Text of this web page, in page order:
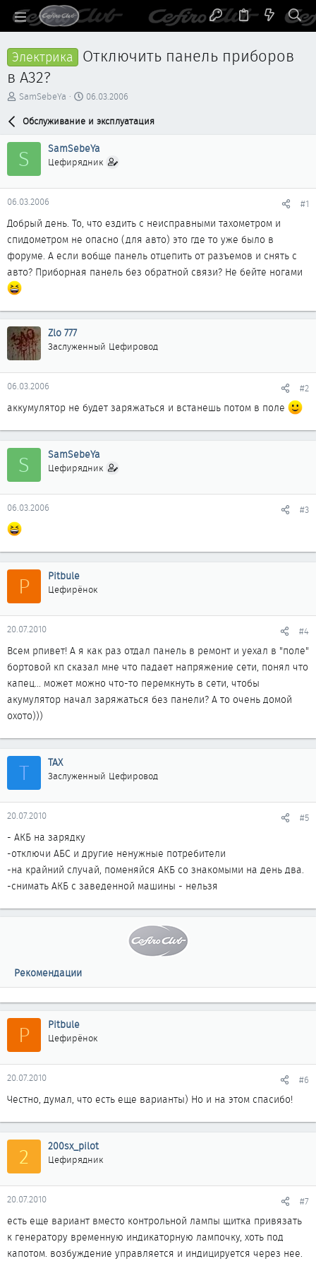
Электрика Отключить панель приборов
в А32?
А
р
т
м
ы
SamSebeYa
Д
т
н
а
а
06.03.2006
Обслуживание и эксплуатация
S SamSebeYa
Цефирядник
06.03.2006 #1
Добрый день. То, что ездить с неисправными тахометром и
спидометром не опасно (для авто) это где то уже было в
форуме. А если вобще панель отцепить от разъемов и снять с
авто? Приборная панель без обратной связи? Не бейте ногами
Zlo 777
Заслуженный Цефировод
06.03.2006 #2
аккумулятор не будет заряжаться и встанешь потом в поле
S SamSebeYa
Цефирядник
06.03.2006 #3
P Pitbule
Цефирёнок
20.07.2010 #4
Всем рпивет! А я как раз отдал панель в ремонт и уехал в "поле"
бортовой кп сказал мне что падает напряжение сети, понял что
капец... может можно что-то перемкнуть в сети, чтобы
акумулятор начал заряжаться без панели? А то очень домой
охото)))
Т ТАХ
Заслуженный Цефировод
20.07.2010 #5
- АКБ на зарядку
-отключи АБС и другие ненужные потребители
-на крайний случай, поменяйся АКБ со знакомыми на день два.
-снимать АКБ с заведенной машины - нельзя
Рекомендации
P Pitbule
Цефирёнок
20.07.2010 #6
Честно, думал, что есть еще варианты) Но и на этом спасибо!
2 200sx_pilot
Цефирядник
20.07.2010 #7
есть еще вариант вместо контрольной лампы щитка привязать
к генератору временную индикаторную лампочку, хоть под
капотом. возбуждение управляется и индицируется через нее.